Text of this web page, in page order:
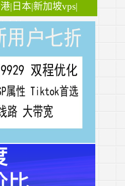
港|日本|新加坡vps|
直连